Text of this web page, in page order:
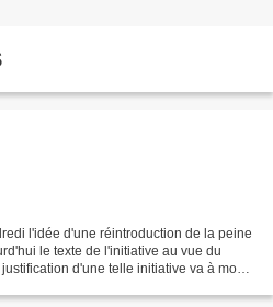
l'idée d'une réintroduction de la peine
le texte de l'initiative au vue du
d'une telle initiative va à mon